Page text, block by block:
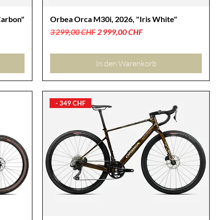
Orbea Orca M30i, 2026, "Iris White"
Standardpreis
3 299,00 CHF Sale-Preis
2 999,00 CHF
In den Warenkorb
- 349 CHF